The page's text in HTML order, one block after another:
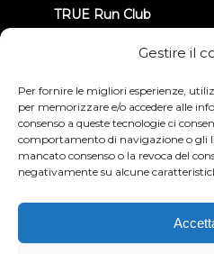
Gestire il
Per fornire le migliori esperienze,
per memorizzare e/o accedere alle
consenso a queste tecnologie ci
comportamento di navigazione o gli
mancato consenso o la revoca del
negativamente su alcune
TRUE Run Club
Informazioni sul richiamo
CONNETTIAMOCI
Informativa sulla privacy